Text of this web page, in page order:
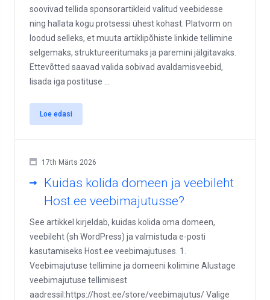
soovivad tellida sponsorartikleid valitud veebidesse
ning hallata kogu protsessi ühest kohast. Platvorm on
loodud selleks, et muuta artiklipõhiste linkide tellimine
selgemaks, struktureeritumaks ja paremini jälgitavaks.
Ettevõtted saavad valida sobivad avaldamisveebid,
lisada iga postituse ...
Loe edasi
17th Märts 2026
Kuidas kolida domeen ja veebileht
Host.ee veebimajutusse?
See artikkel kirjeldab, kuidas kolida oma domeen,
veebileht (sh WordPress) ja valmistuda e-posti
kasutamiseks Host.ee veebimajutuses. 1.
Veebimajutuse tellimine ja domeeni kolimine Alustage
veebimajutuse tellimisest
aadressil:https://host.ee/store/veebimajutus/ Valige